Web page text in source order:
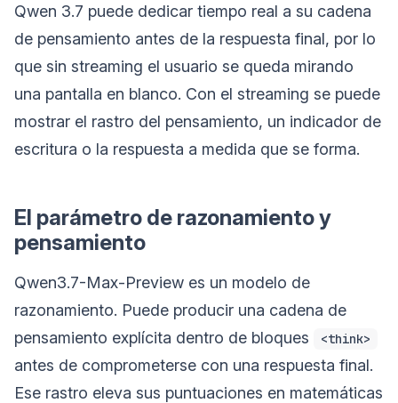
Qwen 3.7 puede dedicar tiempo real a su cadena
de pensamiento antes de la respuesta final, por lo
que sin streaming el usuario se queda mirando
una pantalla en blanco. Con el streaming se puede
mostrar el rastro del pensamiento, un indicador de
escritura o la respuesta a medida que se forma.
El parámetro de razonamiento y
pensamiento
Qwen3.7-Max-Preview es un modelo de
razonamiento. Puede producir una cadena de
pensamiento explícita dentro de bloques
<think>
antes de comprometerse con una respuesta final.
Ese rastro eleva sus puntuaciones en matemáticas